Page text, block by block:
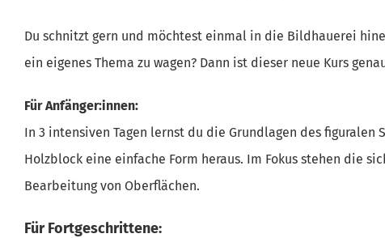
Du schnitzt gern und möchtest einmal in die Bildhauerei
ein eigenes Thema zu wagen? Dann ist dieser neue Kurs
Für Anfänger:innen:
In 3 intensiven Tagen lernst du die Grundlagen des
Holzblock eine einfache Form heraus. Im Fokus stehen die
Bearbeitung von Oberflächen.
Für Fortgeschrittene: